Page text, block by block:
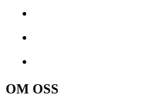
OM OSS